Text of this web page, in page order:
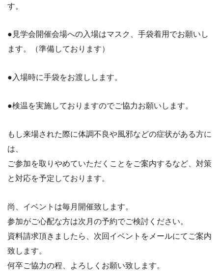
す。
●見学会開催会場への入場はマスク、手袋着用でお願いし
ます。（準備しております）
●入場時に手袋をお渡しします。
●検温を実施しておりますのでご協力お願いします。
もし来場された際に体調不良や風邪などの症状がある方に
は、
ご参加を取りやめていただくことをご案内するなど、対策
と対応を予定しております。
尚、イベントは毎月開催致します。
参加がご心配な方は次月の予約でご検討ください。
資料請求頂きましたら、次回イベントをメールにてご案内
致します。
何卒ご協力の程、よろしくお願い致します。